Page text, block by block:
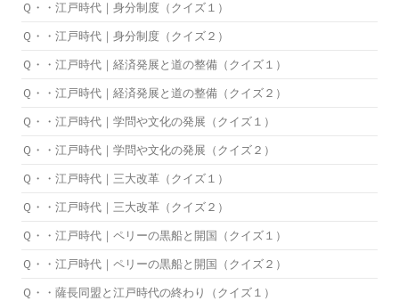
Ｑ・・江戸時代｜身分制度（クイズ１）
Ｑ・・江戸時代｜身分制度（クイズ２）
Ｑ・・江戸時代｜経済発展と道の整備（クイズ１）
Ｑ・・江戸時代｜経済発展と道の整備（クイズ２）
Ｑ・・江戸時代｜学問や文化の発展（クイズ１）
Ｑ・・江戸時代｜学問や文化の発展（クイズ２）
Ｑ・・江戸時代｜三大改革（クイズ１）
Ｑ・・江戸時代｜三大改革（クイズ２）
Ｑ・・江戸時代｜ペリーの黒船と開国（クイズ１）
Ｑ・・江戸時代｜ペリーの黒船と開国（クイズ２）
Ｑ・・薩長同盟と江戸時代の終わり（クイズ１）